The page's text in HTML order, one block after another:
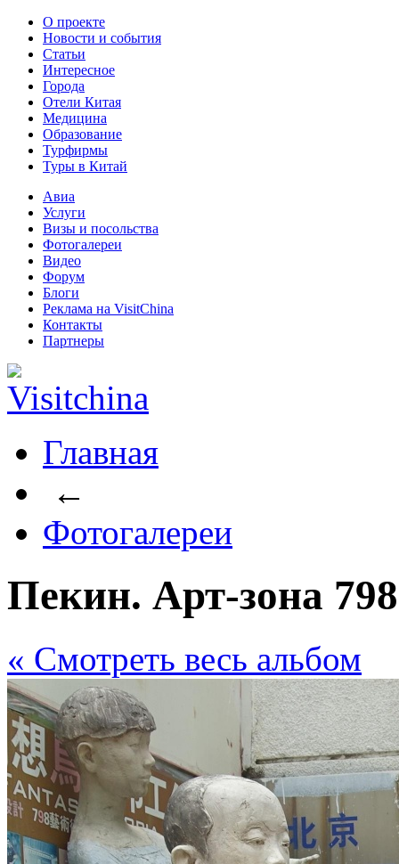
О проекте
Новости и события
Статьи
Интересное
Города
Отели Китая
Медицина
Образование
Турфирмы
Туры в Китай
Авиа
Услуги
Визы и посольства
Фотогалереи
Видео
Форум
Блоги
Реклама на VisitChina
Контакты
Партнеры
Главная
←
Фотогалереи
Пекин. Арт-зона 798
« Cмотреть весь альбом